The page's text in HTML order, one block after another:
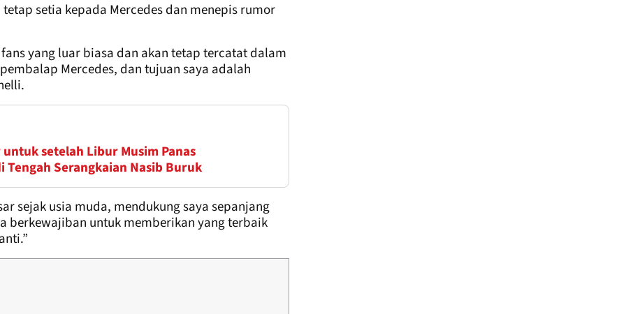
setia kepada Mercedes dan menepis rumor
yang luar biasa dan akan tetap tercatat dalam
Mercedes, dan tujuan saya adalah
setelah Libur Musim Panas
Serangkaian Nasib Buruk
sejak usia muda, mendukung saya sepanjang
berkewajiban untuk memberikan yang terbaik